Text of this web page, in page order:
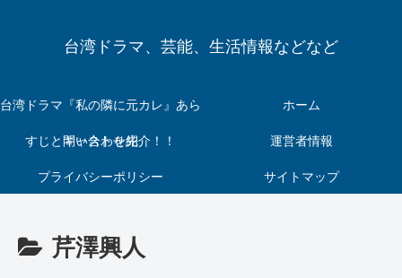
台湾ドラマ、芸能、生活情報などなど
台湾ドラマ『私の隣に元カレ』あら
すじとキャストを紹介！！
ホーム
問い合わせ先
運営者情報
プライバシーポリシー
サイトマップ
芹澤興人